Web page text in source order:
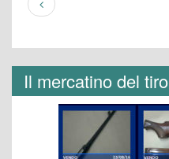
Il mercatino del tiro